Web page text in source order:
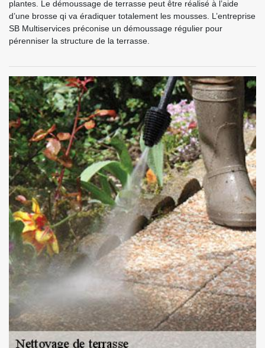
plantes. Le démoussage de terrasse peut être réalisé à l’aide
d’une brosse qi va éradiquer totalement les mousses. L’entreprise
SB Multiservices préconise un démoussage régulier pour
pérenniser la structure de la terrasse.